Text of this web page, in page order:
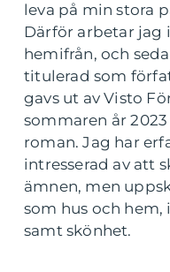
leva på min stora
Därför arbetar jag
hemifrån, och
titulerad som
gavs ut av Visto
sommaren år
roman. Jag har
intresserad av att
ämnen, men
som hus och
samt skönhet.